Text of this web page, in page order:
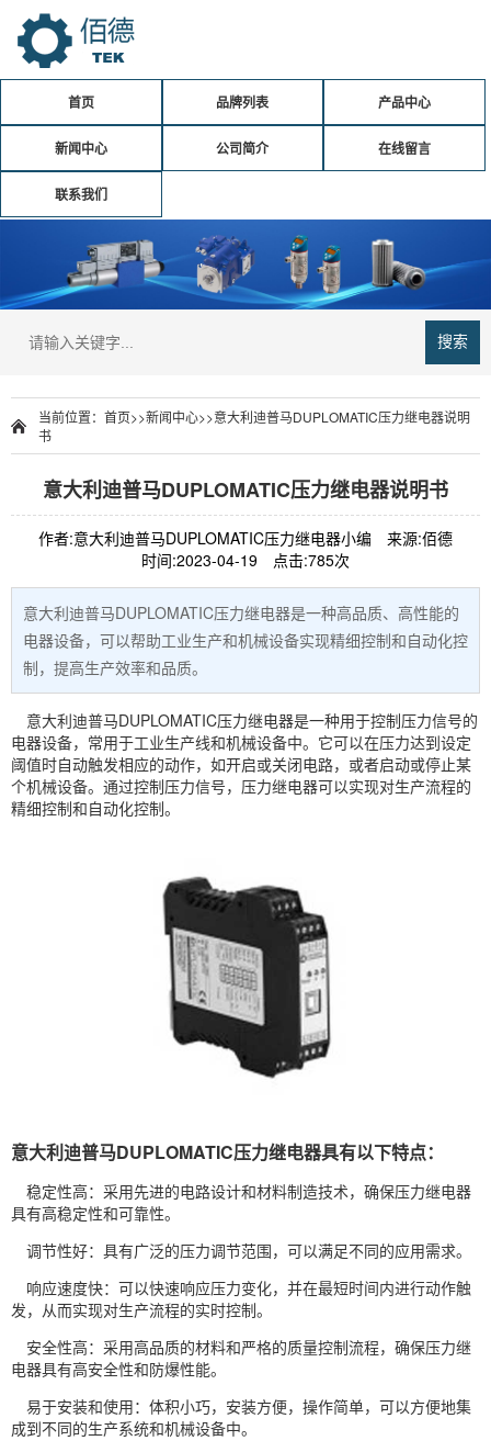
首页 品牌列表 产品中心
新闻中心 公司简介 在线留言
联系我们
搜索
当前位置： 首页>>新闻中心>>意大利迪普马DUPLOMATIC压力继电器说明
书
意大利迪普马DUPLOMATIC压力继电器说明书
作者:意大利迪普马DUPLOMATIC压力继电器小编
来源:佰德
时间:2023-04-19
点击:785次
意大利迪普马DUPLOMATIC压力继电器是一种高品质、高性能的
电器设备，可以帮助工业生产和机械设备实现精细控制和自动化控
制，提高生产效率和品质。
意大利迪普马DUPLOMATIC压力继电器是一种用于控制压力信号的
电器设备，常用于工业生产线和机械设备中。它可以在压力达到设定
阈值时自动触发相应的动作，如开启或关闭电路，或者启动或停止某
个机械设备。通过控制压力信号，压力继电器可以实现对生产流程的
精细控制和自动化控制。
意大利迪普马DUPLOMATIC压力继电器具有以下特点：
稳定性高：采用先进的电路设计和材料制造技术，确保压力继电器
具有高稳定性和可靠性。
调节性好：具有广泛的压力调节范围，可以满足不同的应用需求。
响应速度快：可以快速响应压力变化，并在最短时间内进行动作触
发，从而实现对生产流程的实时控制。
安全性高：采用高品质的材料和严格的质量控制流程，确保压力继
电器具有高安全性和防爆性能。
易于安装和使用：体积小巧，安装方便，操作简单，可以方便地集
成到不同的生产系统和机械设备中。